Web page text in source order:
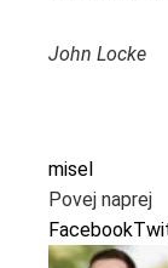
John Locke
misel
Povej naprej
Facebook